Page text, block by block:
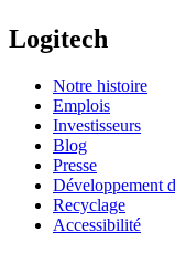
Logitech
Notre histoire
Emplois
Investisseurs
Blog
Presse
Développement
Recyclage
Accessibilité